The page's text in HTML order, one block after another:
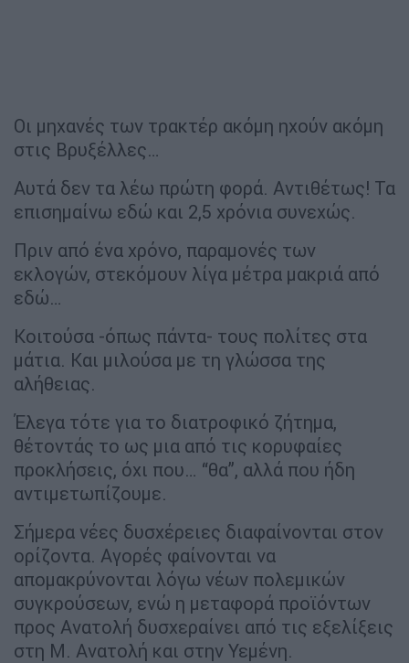
Οι μηχανές των τρακτέρ ακόμη ηχούν ακόμη
στις Βρυξέλλες…
Αυτά δεν τα λέω πρώτη φορά. Αντιθέτως! Τα
επισημαίνω εδώ και 2,5 χρόνια συνεχώς.
Πριν από ένα χρόνο, παραμονές των
εκλογών, στεκόμουν λίγα μέτρα μακριά από
εδώ…
Κοιτούσα -όπως πάντα- τους πολίτες στα
μάτια. Και μιλούσα με τη γλώσσα της
αλήθειας.
Έλεγα τότε για το διατροφικό ζήτημα,
θέτοντάς το ως μια από τις κορυφαίες
προκλήσεις, όχι που… “θα”, αλλά που ήδη
αντιμετωπίζουμε.
Σήμερα νέες δυσχέρειες διαφαίνονται στον
ορίζοντα. Αγορές φαίνονται να
απομακρύνονται λόγω νέων πολεμικών
συγκρούσεων, ενώ η μεταφορά προϊόντων
προς Ανατολή δυσχεραίνει από τις εξελίξεις
στη Μ. Ανατολή και στην Υεμένη.